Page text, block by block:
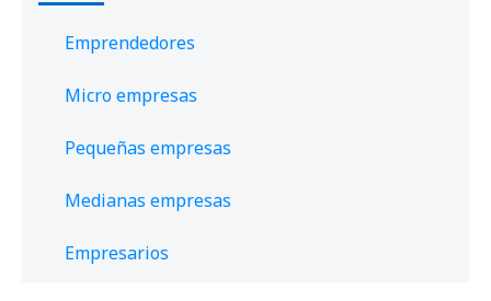
Emprendedores
Micro empresas
Pequeñas empresas
Medianas empresas
Empresarios